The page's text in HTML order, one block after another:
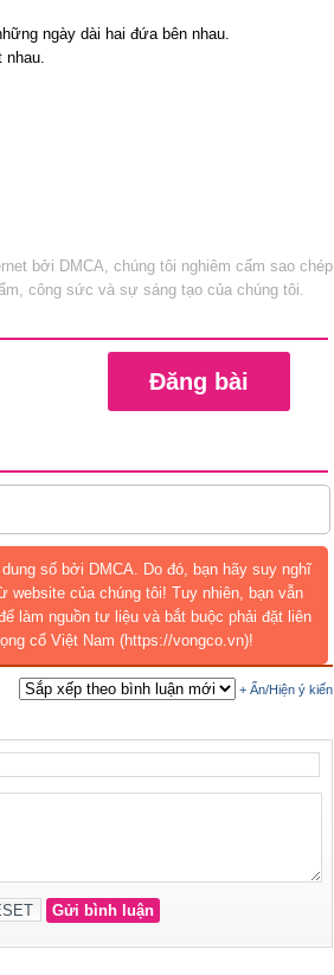
ngày dài hai đứa bên nhau.
nhau.
bởi DMCA, chúng tôi nghiêm cấm sao chép
công sức và sự sáng tạo của chúng tôi.
Đăng bài
số bởi DMCA. Do đó, bạn hãy suy nghĩ
của chúng tôi! Tuy nhiên, bạn vẫn
làm nguồn tư liệu và bắt buộc phải đặt liên
cổ Việt Nam (https://vongco.vn)!